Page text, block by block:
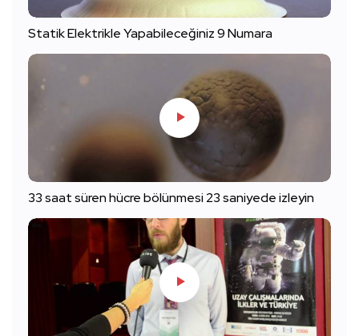
Statik Elektrikle Yapabileceğiniz 9 Numara
33 saat süren hücre bölünmesi 23 saniyede izleyin